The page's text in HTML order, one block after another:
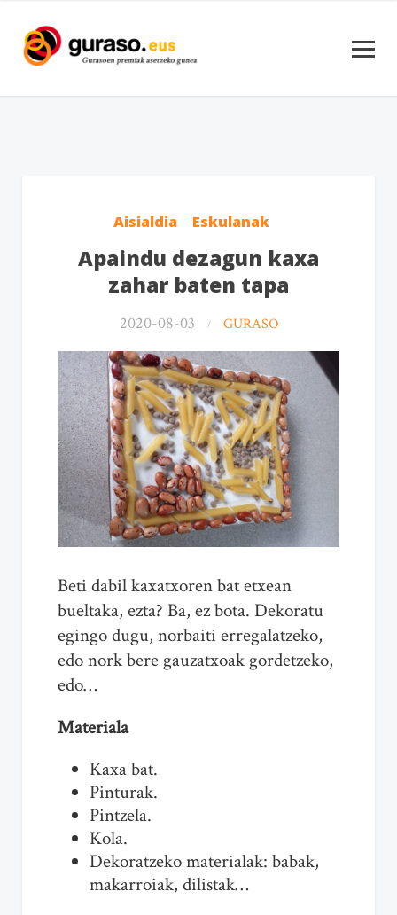
Aisialdia Eskulanak
Apaindu dezagun kaxa
zahar baten tapa
2020-08-03 GURASO
Beti dabil kaxatxoren bat etxean
bueltaka, ezta? Ba, ez bota. Dekoratu
egingo dugu, norbaiti erregalatzeko,
edo nork bere gauzatxoak gordetzeko,
edo…
Materiala
Kaxa bat.
Pinturak.
Pintzela.
Kola.
Dekoratzeko materialak: babak,
makarroiak, dilistak…